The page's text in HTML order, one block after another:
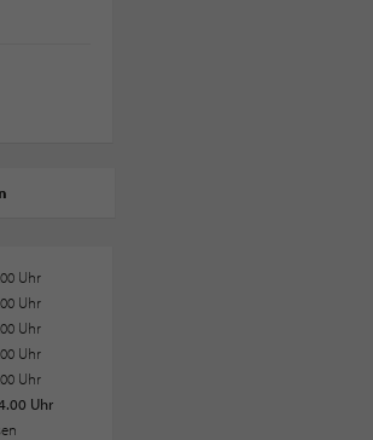
Uhr
Uhr
Uhr
Uhr
Uhr
Uhr